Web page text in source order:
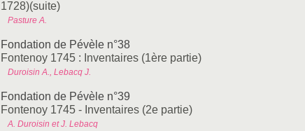
1728)(suite)
Pasture A.
Fondation de Pévèle n°38
Fontenoy 1745 : Inventaires (1ère partie)
Duroisin A., Lebacq J.
Fondation de Pévèle n°39
Fontenoy 1745 - Inventaires (2e partie)
A. Duroisin et J. Lebacq